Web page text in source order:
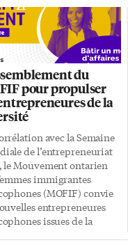
19 novembre au 280
Toronto. Deux
titres de Gabriel
Outre sa poésie livrée
une ambiance intime et
en compagnie du
Dieufaite Charles,
Osson a lancé ses deux
livres publiés par les
Terre d’Accueil: Les
Chemin: « Un récit
et profond dans lequel
Osson entreprend un
intérieur et se dévoile
jamais sur les […]
du
pour propulser
de la
avec la Semaine
de l’entrepreneuriat
le Mouvement ontarien
immigrantes
(MOFIF) convie
entrepreneures
issues de la